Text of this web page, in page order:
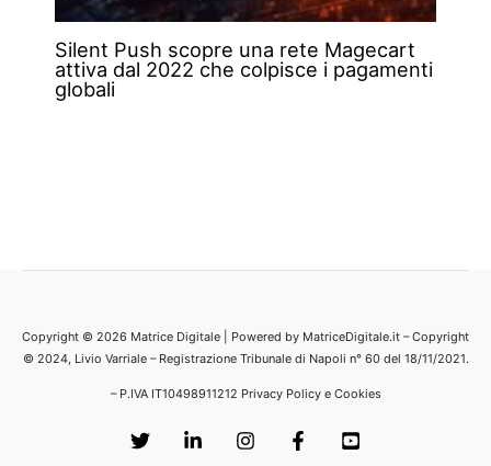
Silent Push scopre una rete Magecart
attiva dal 2022 che colpisce i pagamenti
globali
Copyright © 2026 Matrice Digitale | Powered by MatriceDigitale.it – Copyright
© 2024, Livio Varriale – Registrazione Tribunale di Napoli n° 60 del 18/11/2021.
– P.IVA IT10498911212 Privacy Policy e Cookies